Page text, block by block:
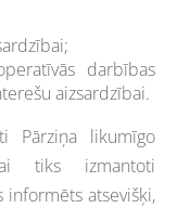
darbības
aizsardzībai.
Pārziņa likumīgo
tiks izmantoti
informēts atsevišķi,